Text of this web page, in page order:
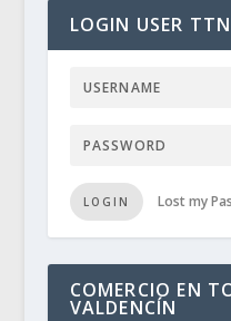
LOGIN USER TTN
LOGIN Lost my
COMERCIO EN
VALDENCÍN